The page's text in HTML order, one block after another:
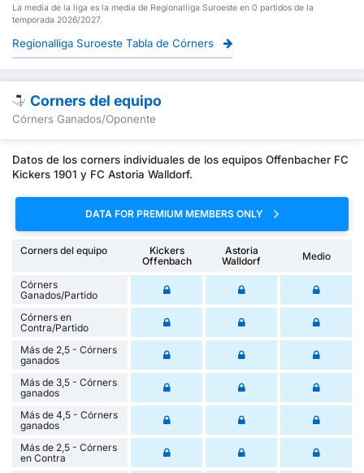
La media de la liga es la media de Regionalliga Suroeste en 0 partidos de la
temporada 2026/2027.
Regionalliga Suroeste Tabla de Córners
Corners del equipo
Córners Ganados/Oponente
Datos de los corners individuales de los equipos Offenbacher FC
Kickers 1901 y FC Astoria Walldorf.
DATA FOR PREMIUM MEMBERS ONLY
Corners del equipo
Kickers
Offenbach
Astoria
Walldorf
Medio
Córners
Ganados/Partido
Córners en
Contra/Partido
Más de 2,5 - Córners
ganados
Más de 3,5 - Córners
ganados
Más de 4,5 - Córners
ganados
Más de 2,5 - Córners
en Contra